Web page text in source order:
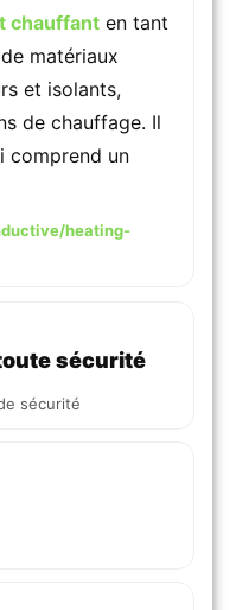
chauffant en tant
matériaux
et isolants,
de chauffage. Il
comprend un
heating-
sécurité
sécurité